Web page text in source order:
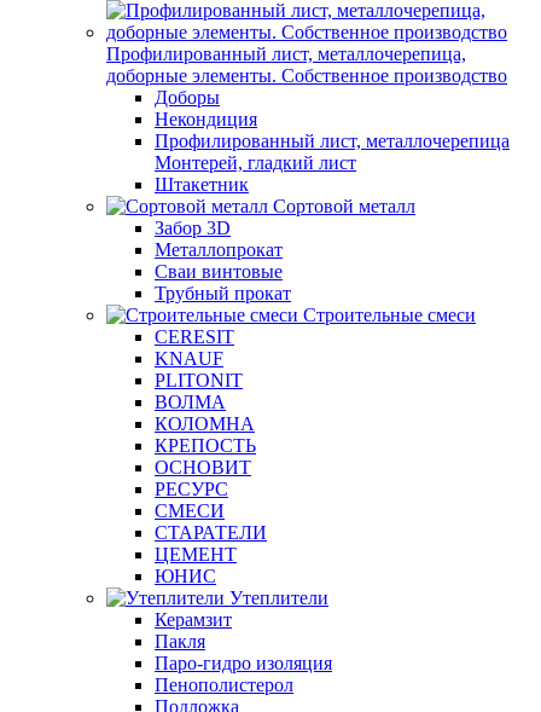
Профилированный лист, металлочерепица,
доборные элементы. Собственное производство
Доборы
Некондиция
Профилированный лист, металлочерепица
Монтерей, гладкий лист
Штакетник
Сортовой металл
Забор 3D
Металлопрокат
Сваи винтовые
Трубный прокат
Строительные смеси
CERESIT
KNAUF
PLITONIT
ВОЛМА
КОЛОМНА
КРЕПОСТЬ
ОСНОВИТ
РЕСУРС
СМЕСИ
СТАРАТЕЛИ
ЦЕМЕНТ
ЮНИС
Утеплители
Керамзит
Пакля
Паро-гидро изоляция
Пенополистерол
Подложка